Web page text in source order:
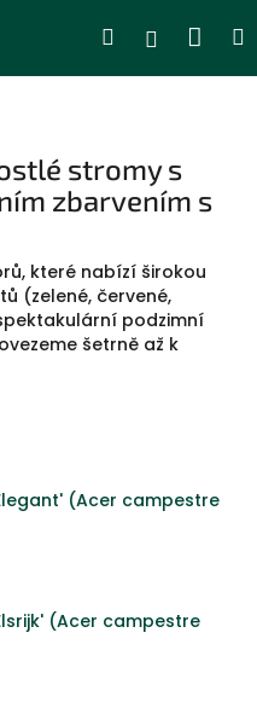
Hledat
stromy s
zbarvením s
které nabízí širokou
(zelené, červené,
podzimní
šetrně až k
(Acer campestre
(Acer campestre